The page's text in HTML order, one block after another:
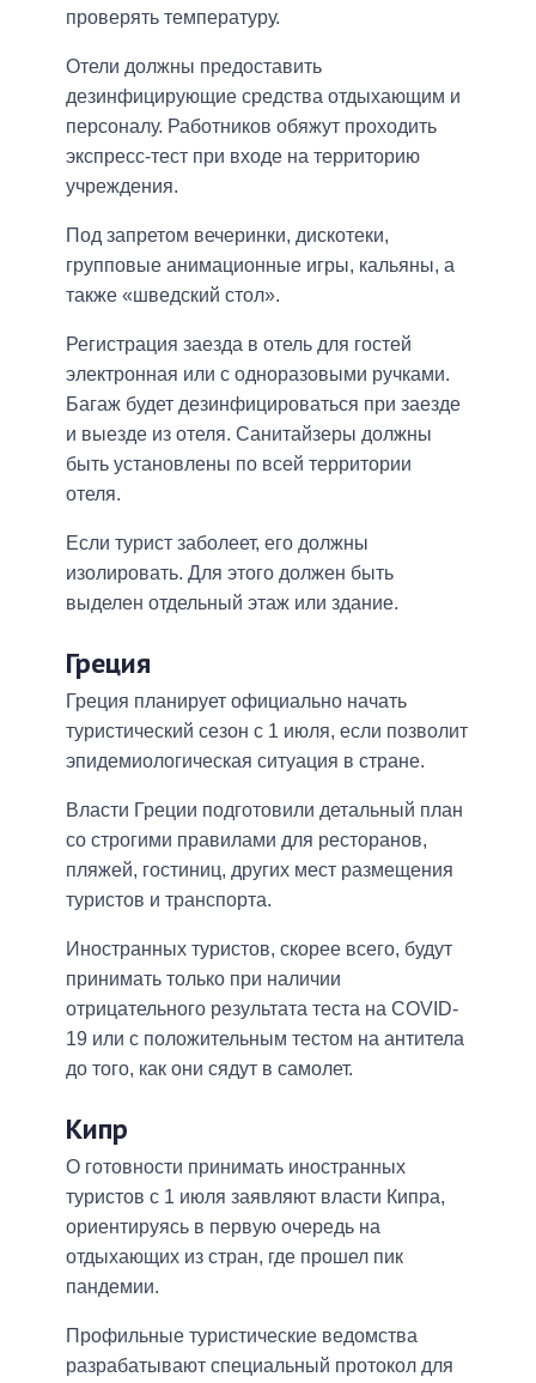
проверять температуру.
Отели должны предоставить
дезинфицирующие средства отдыхающим и
персоналу. Работников обяжут проходить
экспресс-тест при входе на территорию
учреждения.
Под запретом вечеринки, дискотеки,
групповые анимационные игры, кальяны, а
также «шведский стол».
Регистрация заезда в отель для гостей
электронная или с одноразовыми ручками.
Багаж будет дезинфицироваться при заезде
и выезде из отеля. Санитайзеры должны
быть установлены по всей территории
отеля.
Если турист заболеет, его должны
изолировать. Для этого должен быть
выделен отдельный этаж или здание.
Греция
Греция планирует официально начать
туристический сезон с 1 июля, если позволит
эпидемиологическая ситуация в стране.
Власти Греции подготовили детальный план
со строгими правилами для ресторанов,
пляжей, гостиниц, других мест размещения
туристов и транспорта.
Иностранных туристов, скорее всего, будут
принимать только при наличии
отрицательного результата теста на COVID-
19 или с положительным тестом на антитела
до того, как они сядут в самолет.
Кипр
О готовности принимать иностранных
туристов с 1 июля заявляют власти Кипра,
ориентируясь в первую очередь на
отдыхающих из стран, где прошел пик
пандемии.
Профильные туристические ведомства
разрабатывают специальный протокол для